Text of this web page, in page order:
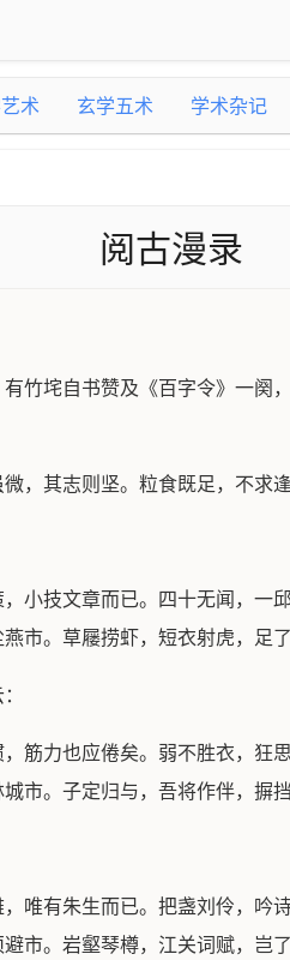
术 玄学五术 学术杂记
阅古漫录
竹垞自书赞及《百字令》一
，其志则坚。粒食既足，不求
小技文章而已。四十无闻，一
市。草屦捞虾，短衣射虎，足
筋力也应倦矣。弱不胜衣，狂
市。子定归与，吾将作伴，摒
唯有朱生而已。把盏刘伶，吟
市。岩壑琴樽，江关词赋，岂